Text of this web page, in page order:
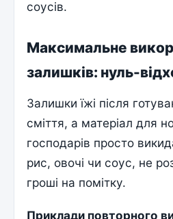
соусів.
Максимальне
залишків: нуль-
Залишки їжі після
сміття, а матеріал для
господарів просто
рис, овочі чи соус, не
гроші на помітку.
Приклади повторного